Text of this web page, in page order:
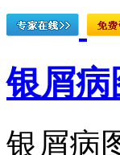
银屑病
银屑病